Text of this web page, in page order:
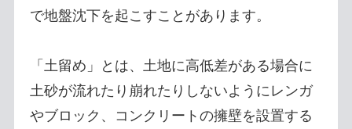
で地盤沈下を起こすことがあります。
「土留め」とは、土地に高低差がある場合に
土砂が流れたり崩れたりしないようにレンガ
やブロック、コンクリートの擁壁を設置する